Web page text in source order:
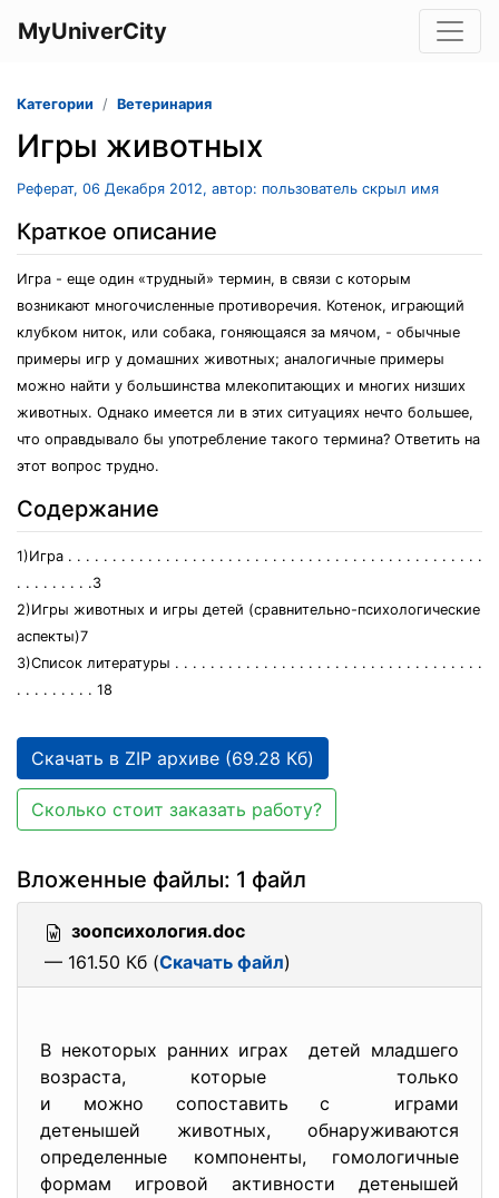
MyUniverCity
Категории Ветеринария
Игры животных
Реферат, 06 Декабря 2012, автор: пользователь скрыл имя
Краткое описание
Игра - еще один «трудный» термин, в связи с которым
возникают многочисленные противоречия. Котенок, играющий
клубком ниток, или собака, гоняющаяся за мячом, - обычные
примеры игр у домашних животных; аналогичные примеры
можно найти у большинства млекопитающих и многих низших
животных. Однако имеется ли в этих ситуациях нечто большее,
что оправдывало бы употребление такого термина? Ответить на
этот вопрос трудно.
Содержание
1)Игра . . . . . . . . . . . . . . . . . . . . . . . . . . . . . . . . . . . . . . . . . . . . . . .
. . . . . . . . .3
2)Игры животных и игры детей (сравнительно-психологические
аспекты)7
3)Список литературы . . . . . . . . . . . . . . . . . . . . . . . . . . . . . . . . . . .
. . . . . . . . . 18
Скачать в ZIP архиве (69.28 Кб)
Сколько стоит заказать работу?
Вложенные файлы: 1 файл
зоопсихология.doc
— 161.50 Кб (Скачать файл)
В некоторых ранних играх детей младшего
возраста, которые только
и можно сопоставить с играми
детенышей животных, обнаруживаются
определенные компоненты, гомологичные
формам игровой активности детенышей